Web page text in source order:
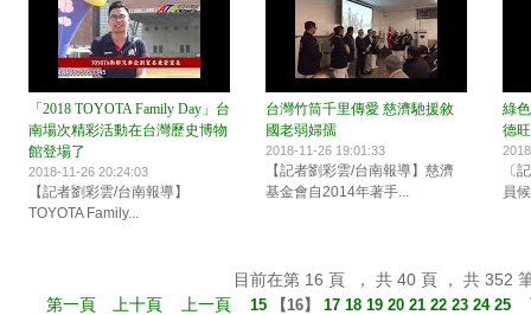
「2018 TOYOTA Family Day」台
南場次精彩活動在台灣歷史博物
館登場了
2018-11-26 20:24:03
【記者劉彩雲/台南報導】
TOYOTA Family...
台灣竹筒千里傳愛 慈濟馳援敘
國老弱婦孺
2018-11-26 19:01:33
【記者劉彩雲/台南報導】慈濟
基金會自2014年著手...
綠
德
〔
員
目前在第 16 頁 ， 共 40 頁 ， 共 352
第一頁
上十頁 上一頁 15 【16】 17 18 19 20 21 22 23 24 25